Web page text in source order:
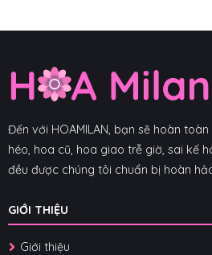
Đến với HOAMILAN, bạn sẽ hoàn
héo, hoa cũ, hoa giao trễ giờ, sai kế
đều được chúng tôi chuẩn bị hoàn
GIỚI THIỆU
Giới thiệu